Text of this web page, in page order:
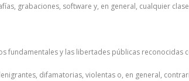
grabaciones, software y, en general, cualquier
fundamentales y las libertades públicas
difamatorias, violentas o, en general,